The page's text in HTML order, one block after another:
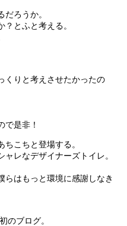
ろうか。
とふと考える。
くりと考えさせたかったの
で是非！
こちと登場する。
レなデザイナーズトイレ。
らはもっと環境に感謝しなき
のブログ。